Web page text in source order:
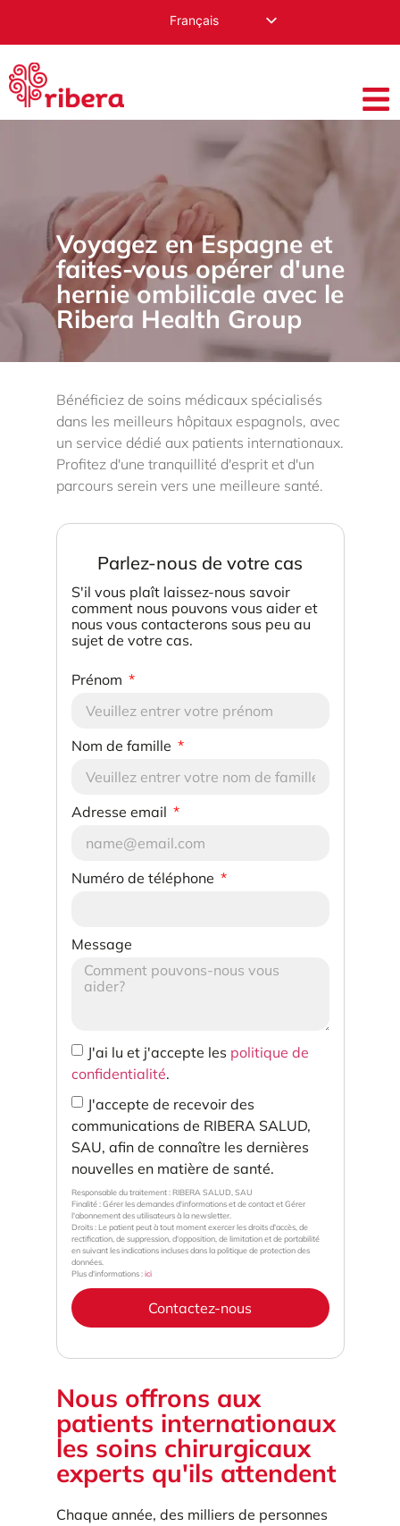
Français
Română
Nederlands
Norsk
العربية
Voyagez en Espagne et
faites-vous opérer d'une
hernie ombilicale avec le
Ribera Health Group
Bénéficiez de soins médicaux spécialisés
dans les meilleurs hôpitaux espagnols, avec
un service dédié aux patients internationaux.
Profitez d'une tranquillité d'esprit et d'un
parcours serein vers une meilleure santé.
Parlez-nous de votre cas
S'il vous plaît laissez-nous savoir
comment nous pouvons vous aider et
nous vous contacterons sous peu au
sujet de votre cas.
Prénom
Nom de famille
Adresse email
Numéro de téléphone
Message
J'ai lu et j'accepte les politique de
confidentialité.
J'accepte de recevoir des
communications de RIBERA SALUD,
SAU, afin de connaître les dernières
nouvelles en matière de santé.
Responsable du traitement : RIBERA SALUD, SAU
Finalité : Gérer les demandes d'informations et de contact et Gérer
l'abonnement des utilisateurs à la newsletter.
Droits : Le patient peut à tout moment exercer les droits d'accès, de
rectification, de suppression, d'opposition, de limitation et de portabilité
en suivant les indications incluses dans la politique de protection des
données.
Plus d'informations :ici
Contactez-nous
Nous offrons aux
patients internationaux
les soins chirurgicaux
experts qu'ils attendent
Chaque année, des milliers de personnes